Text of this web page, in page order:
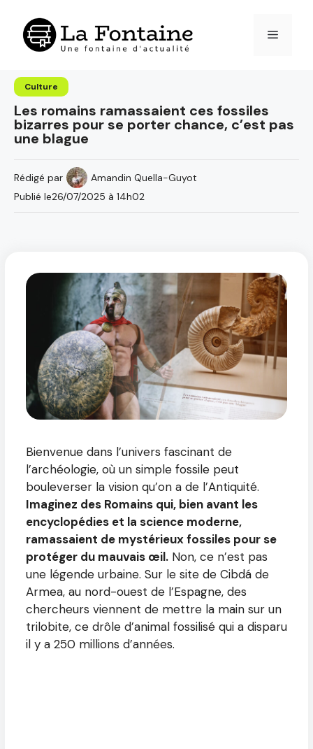
contenu
Menu
Culture
Les romains ramassaient ces fossiles
bizarres pour se porter chance, c’est pas
une blague
Rédigé par
Amandin Quella-Guyot
Publié le26/07/2025 à 14h02
Bienvenue dans l’univers fascinant de
l’archéologie, où un simple fossile peut
bouleverser la vision qu’on a de l’Antiquité.
Imaginez des Romains qui, bien avant les
encyclopédies et la science moderne,
ramassaient de mystérieux fossiles pour se
protéger du mauvais œil. Non, ce n’est pas
une légende urbaine. Sur le site de Cibdá de
Armea, au nord-ouest de l’Espagne, des
chercheurs viennent de mettre la main sur un
trilobite, ce drôle d’animal fossilisé qui a disparu
il y a 250 millions d’années.